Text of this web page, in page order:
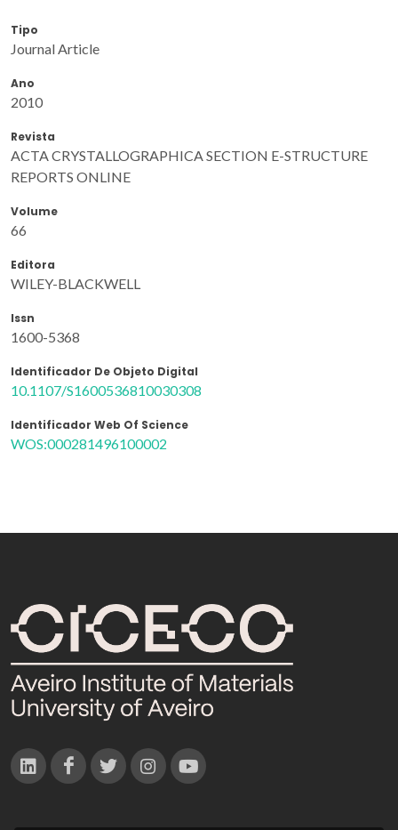
Tipo
Journal Article
Ano
2010
Revista
ACTA CRYSTALLOGRAPHICA SECTION E-STRUCTURE
REPORTS ONLINE
Volume
66
Editora
WILEY-BLACKWELL
Issn
1600-5368
Identificador De Objeto Digital
10.1107/S1600536810030308
Identificador Web Of Science
WOS:000281496100002